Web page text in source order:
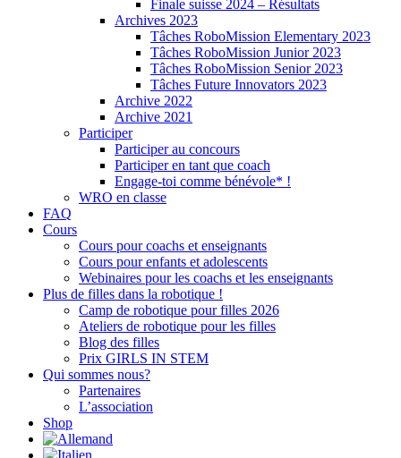
Finale suisse 2024 – Résultats
Archives 2023
Tâches RoboMission Elementary 2023
Tâches RoboMission Junior 2023
Tâches RoboMission Senior 2023
Tâches Future Innovators 2023
Archive 2022
Archive 2021
Participer
Participer au concours
Participer en tant que coach
Engage-toi comme bénévole* !
WRO en classe
FAQ
Cours
Cours pour coachs et enseignants
Cours pour enfants et adolescents
Webinaires pour les coachs et les enseignants
Plus de filles dans la robotique !
Camp de robotique pour filles 2026
Ateliers de robotique pour les filles
Blog des filles
Prix GIRLS IN STEM
Qui sommes nous?
Partenaires
L’association
Shop